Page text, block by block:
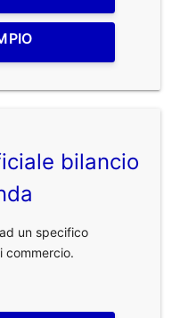
bilancio
un specifico
commercio.